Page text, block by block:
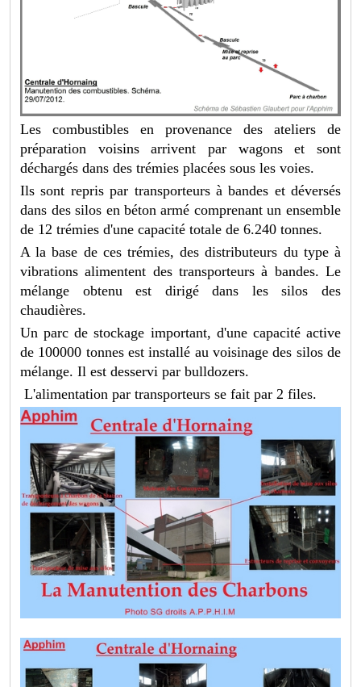
Les combustibles en provenance des ateliers de
préparation voisins arrivent par wagons et sont
déchargés dans des trémies placées sous les voies.
Ils sont repris par transporteurs à bandes et déversés
dans des silos en béton armé comprenant un ensemble
de 12 trémies d'une capacité totale de 6.240 tonnes.
A la base de ces trémies, des distributeurs du type à
vibrations alimentent des transporteurs à bandes. Le
mélange obtenu est dirigé dans les silos des
chaudières.
Un parc de stockage important, d'une capacité active
de 100000 tonnes est installé au voisinage des silos de
mélange. Il est desservi par bulldozers.
L'alimentation par transporteurs se fait par 2 files.